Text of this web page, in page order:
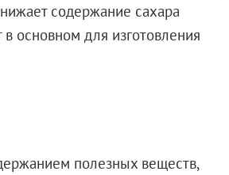
содержание сахара
основном для изготовления
полезных веществ,